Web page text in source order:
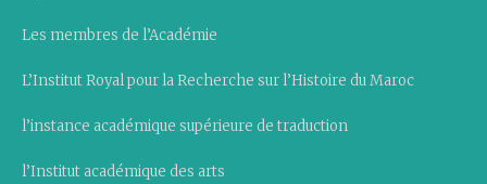
Les membres de l’Académie
L’Institut Royal pour la Recherche sur l’Histoire du Maroc
l’instance académique supérieure de traduction
l’Institut académique des arts